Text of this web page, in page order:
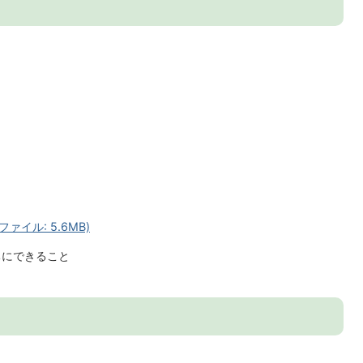
ァイル: 5.6MB)
できること